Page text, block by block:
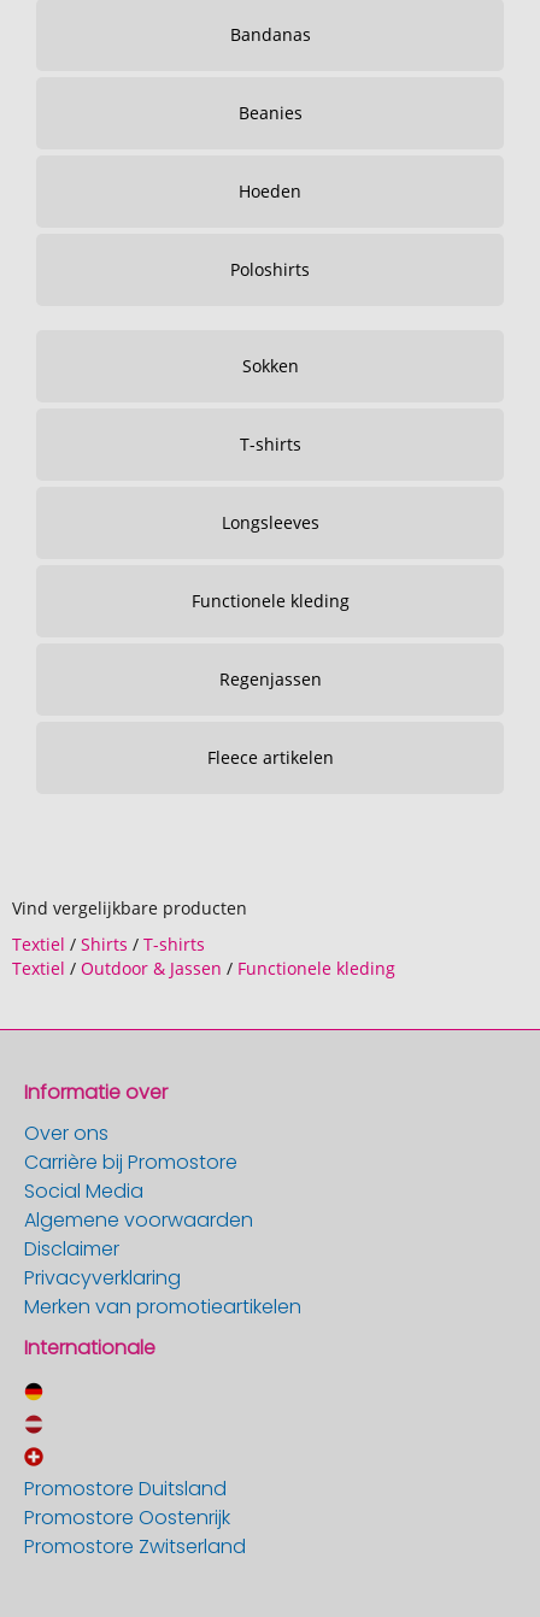
Bandanas
Beanies
Hoeden
Poloshirts
Sokken
T-shirts
Longsleeves
Functionele kleding
Regenjassen
Fleece artikelen
Vind vergelijkbare producten
Textiel / Shirts / T-shirts
Textiel / Outdoor & Jassen / Functionele kleding
Informatie over
Over ons
Carrière bij Promostore
Social Media
Algemene voorwaarden
Disclaimer
Privacyverklaring
Merken van promotieartikelen
Internationale
Promostore Duitsland
Promostore Oostenrijk
Promostore Zwitserland